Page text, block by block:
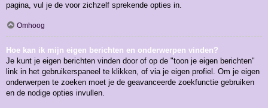
pagina, vul je de voor zichzelf sprekende opties in.
Omhoog
Hoe kan ik mijn eigen berichten en onderwerpen vinden?
Je kunt je eigen berichten vinden door of op de "toon je eigen berichten"
link in het gebruikerspaneel te klikken, of via je eigen profiel. Om je eigen
onderwerpen te zoeken moet je de geavanceerde zoekfunctie gebruiken
en de nodige opties invullen.